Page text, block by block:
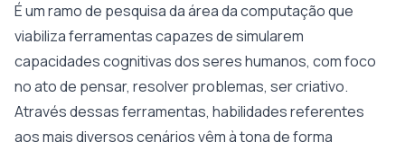
É um ramo de pesquisa da área da computação que
viabiliza ferramentas capazes de simularem
capacidades cognitivas dos seres humanos, com foco
no ato de pensar, resolver problemas, ser criativo.
Através dessas ferramentas, habilidades referentes
aos mais diversos cenários vêm à tona de forma